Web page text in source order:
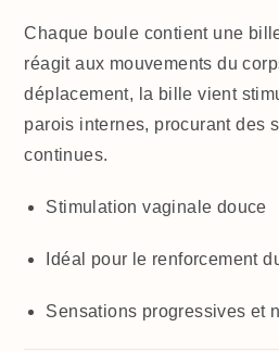
Chaque boule contient une
réagit aux mouvements du
déplacement, la bille vient
parois internes, procurant des
continues.
Stimulation vaginale douce
Idéal pour le renforcement
Sensations progressives et